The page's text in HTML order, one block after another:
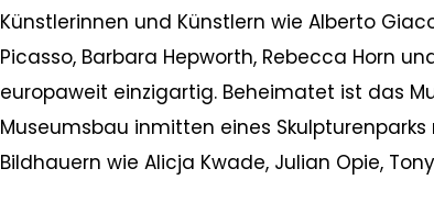
Künstlerinnen und Künstlern wie Alberto
Picasso, Barbara Hepworth, Rebecca Horn
europaweit einzigartig. Beheimatet ist das
Museumsbau inmitten eines
Bildhauern wie Alicja Kwade, Julian Opie,